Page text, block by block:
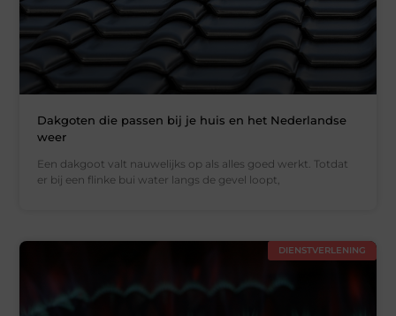
Dakgoten die passen bij je huis en het Nederlandse
weer
Een dakgoot valt nauwelijks op als alles goed werkt. Totdat
er bij een flinke bui water langs de gevel loopt,
DIENSTVERLENING